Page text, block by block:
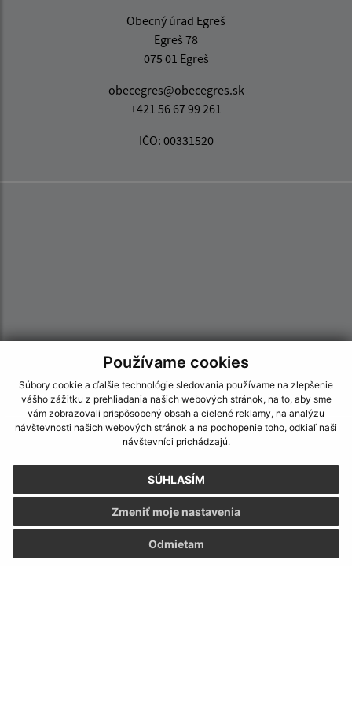
Používame cookies
Súbory cookie a ďalšie technológie sledovania používame na zlepšenie
vášho zážitku z prehliadania našich webových stránok, na to, aby sme
vám zobrazovali prispôsobený obsah a cielené reklamy, na analýzu
návštevnosti našich webových stránok a na pochopenie toho, odkiaľ naši
návštevníci prichádzajú.
SÚHLASÍM
Odmietam
Zmeniť moje nastavenia
Obecný úrad Egreš
Egreš 78
075 01 Egreš
obecegres@obecegres.sk
+421 56 67 99 261
IČO: 00331520
Informácie o stránke:
Vyhlásenie o prístupnosti
Autorské práva
Ochrana osobných údajov
Navigácia:
Vytlačiť aktuálnu stránku